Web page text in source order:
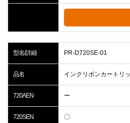
型名/詳細 PR-D720SE-01
品名 インクリボンカートリ
720AEN ー
720SEN 〇